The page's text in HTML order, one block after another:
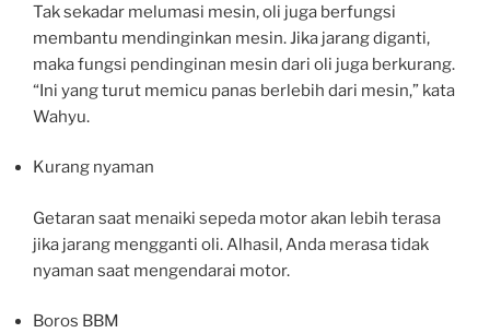
Tak sekadar melumasi mesin, oli juga berfungsi
membantu mendinginkan mesin. Jika jarang diganti,
maka fungsi pendinginan mesin dari oli juga berkurang.
“Ini yang turut memicu panas berlebih dari mesin,” kata
Wahyu.
Kurang nyaman
Getaran saat menaiki sepeda motor akan lebih terasa
jika jarang mengganti oli. Alhasil, Anda merasa tidak
nyaman saat mengendarai motor.
Boros BBM